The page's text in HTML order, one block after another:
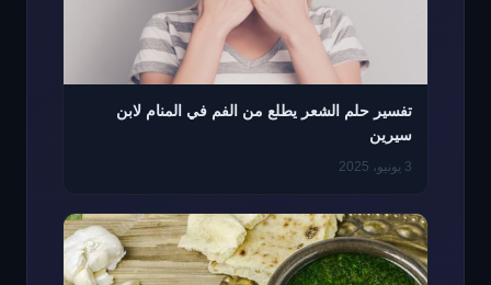
تفسير حلم الشعر يطلع من الفم في المنام لابن
سيرين
3 يونيو، 2025